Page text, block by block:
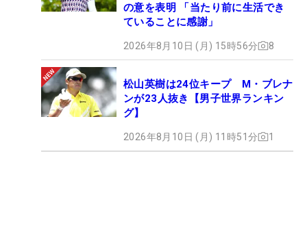
の意を表明 「当たり前に生活でき
ていることに感謝」
2026年8月10日 (月) 15時56分 8
松山英樹は24位キープ M・ブレナ
ンが23人抜き【男子世界ランキン
グ】
2026年8月10日 (月) 11時51分 1